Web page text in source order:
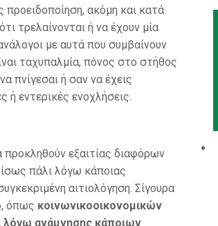
προειδοποίηση, ακόμη και κατά
τρελαίνονται ή να έχουν μία
με αυτά που συμβαίνουν
ταχυπαλμία, πόνος στο στήθος
πνίγεσαι ή σαν να έχεις
ή εντερικές ενοχλήσεις.
προκληθούν εξαιτίας διαφόρων
πάλι λόγω κάποιας
αιτιολόγηση. Σίγουρα
όπως κοινωνικοοικονομικών
λόγω ανάμνησης κάποιων